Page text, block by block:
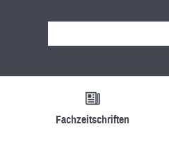
Fachzeitschriften